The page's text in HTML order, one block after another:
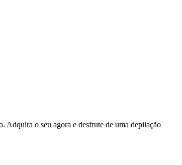
Adquira o seu agora e desfrute de uma depilação